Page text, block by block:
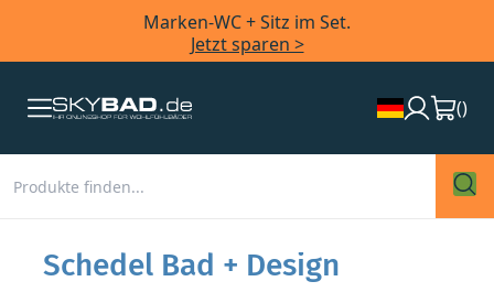
Marken-WC + Sitz im Set.
Jetzt sparen >
()
Schedel Bad + Design